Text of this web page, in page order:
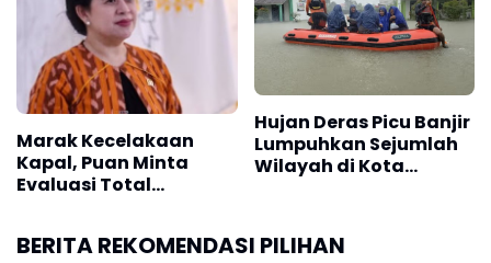
Marak Kecelakaan
Kapal, Puan Minta
Evaluasi Total
Hujan Deras Picu Banjir
Lumpuhkan Sejumlah
Wilayah di Kota
BERITA REKOMENDASI PILIHAN